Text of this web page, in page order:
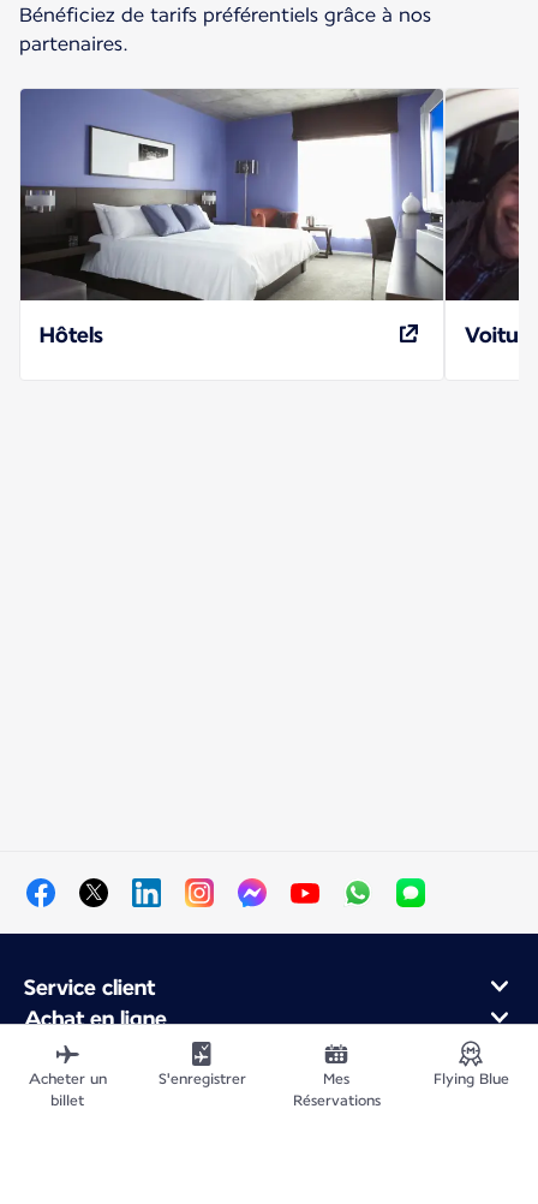
Bénéficiez de tarifs préférentiels grâce à nos
partenaires.
Hôtels
Service client
Achat en ligne
Programme de fidélité et partenaires
À propos d'Air France
Application Mobile Air France
Acheter un
billet
S'enregistrer
Mes
Réservations
Flying Blue